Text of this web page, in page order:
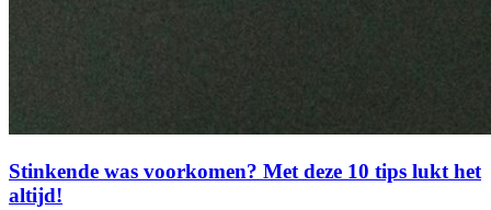
Stinkende was voorkomen? Met deze 10 tips lukt het
altijd!